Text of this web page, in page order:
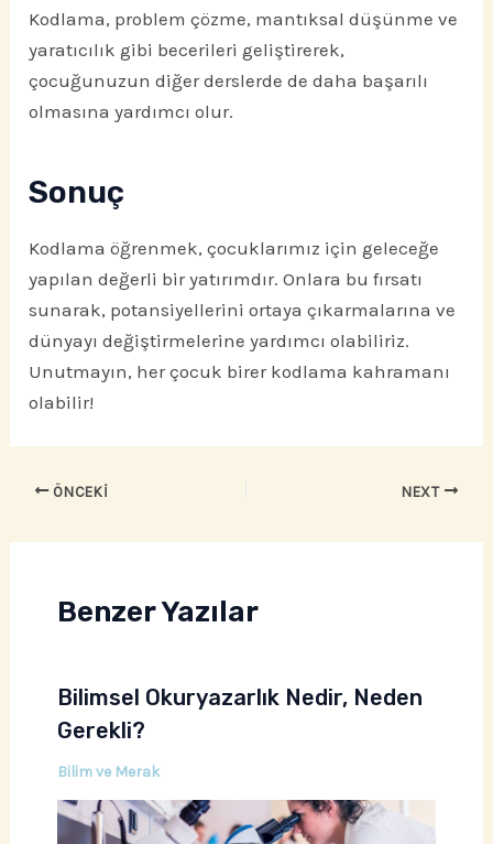
Kodlama, problem çözme, mantıksal düşünme ve
yaratıcılık gibi becerileri geliştirerek,
çocuğunuzun diğer derslerde de daha başarılı
olmasına yardımcı olur.
Sonuç
Kodlama öğrenmek, çocuklarımız için geleceğe
yapılan değerli bir yatırımdır. Onlara bu fırsatı
sunarak, potansiyellerini ortaya çıkarmalarına ve
dünyayı değiştirmelerine yardımcı olabiliriz.
Unutmayın, her çocuk birer kodlama kahramanı
olabilir!
ÖNCEKI NEXT
Benzer Yazılar
Bilimsel Okuryazarlık Nedir, Neden
Gerekli?
Bilim ve Merak